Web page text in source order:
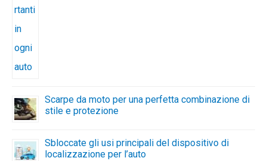
Scarpe da moto per una perfetta combinazione di
stile e protezione
Sbloccate gli usi principali del dispositivo di
localizzazione per l’auto